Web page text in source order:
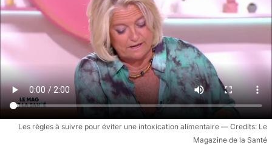
Les règles à suivre pour éviter une intoxication alimentaire
Le
Magazine de la Santé